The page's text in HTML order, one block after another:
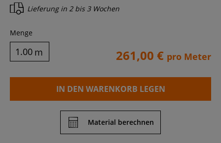
Lieferung in 2 bis 3 Wochen
Menge
m 261,00 € pro Meter
IN DEN WARENKORB LEGEN
Material berechnen